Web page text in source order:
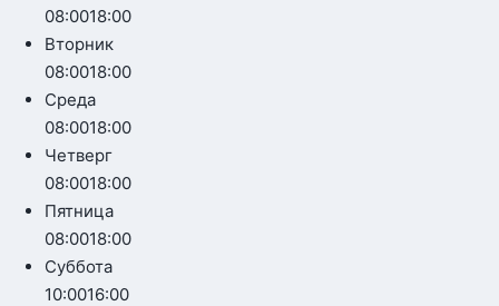
08:0018:00
Вторник
08:0018:00
Среда
08:0018:00
Четверг
08:0018:00
Пятница
08:0018:00
Суббота
10:0016:00